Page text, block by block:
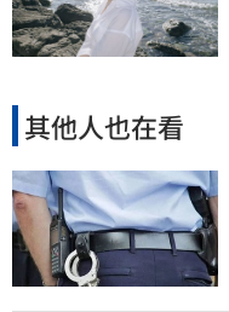
其他人也在看